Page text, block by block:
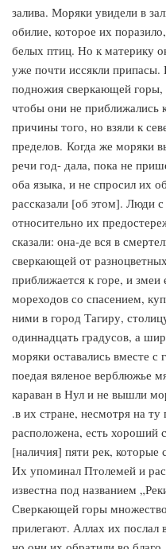
залива. Моряки увидели в
обилие, которое их
белых птиц. Но к материку
уже почти иссякли припасы.
подножия сверкающей горы,
чтобы они не приближались
причины того, но взяли к
пределов. Когда же моряки
речи год- дала, пока не
оба языка, и не спросил их
рассказали [об этом]. Люди
относительно их
сказали: она-де вся в
сверкающей от
приближается к горе, и змеи
мореходов со спасением,
ними в город Тагиру,
одиннадцать градусов, а
моряки оставались вместе
поедая вяленое верблюжье
караван в Нул и не вышли
.в их стране, несмотря на
расположена, есть хороший
[наличия] пяти рек,
Их упоминал Птолемей и
известна под названием
Сверкающей горы
прилегают. Аллах их послал